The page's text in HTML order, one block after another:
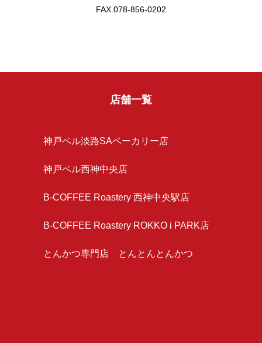
FAX.078-856-0202
店舗一覧
神戸ベル淡路SAベーカリー店
神戸ベル西神中央店
B-COFFEE Roastery 西神中央駅店
B-COFFEE Roastery ROKKO i PARK店
とんかつ専門店 とんとんとんかつ